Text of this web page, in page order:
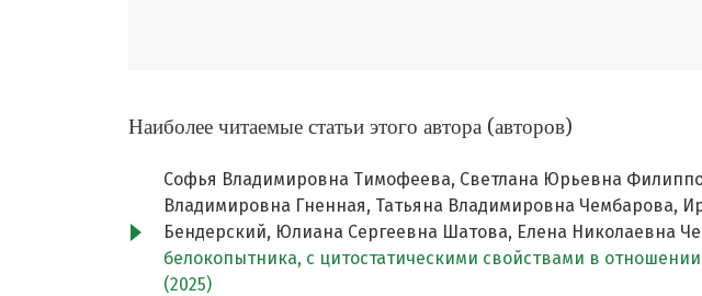
Наиболее читаемые статьи этого автора (авторов)
Софья Владимировна Тимофеева, Светлана Юрьевна
Владимировна Гненная, Татьяна Владимировна Чембарова,
Бендерский, Юлиана Сергеевна Шатова, Елена Николаевна
белокопытника, с цитостатическими свойствами в
(2025)